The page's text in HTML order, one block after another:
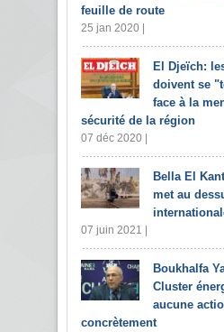
feuille de route
25 jan 2020 |
El Djeïch:
doivent se
face à la
sécurité de la région
07 déc 2020 |
Bella El
met au
07 juin 2021 |
Boukhalfa
Cluster
aucune
concrètement